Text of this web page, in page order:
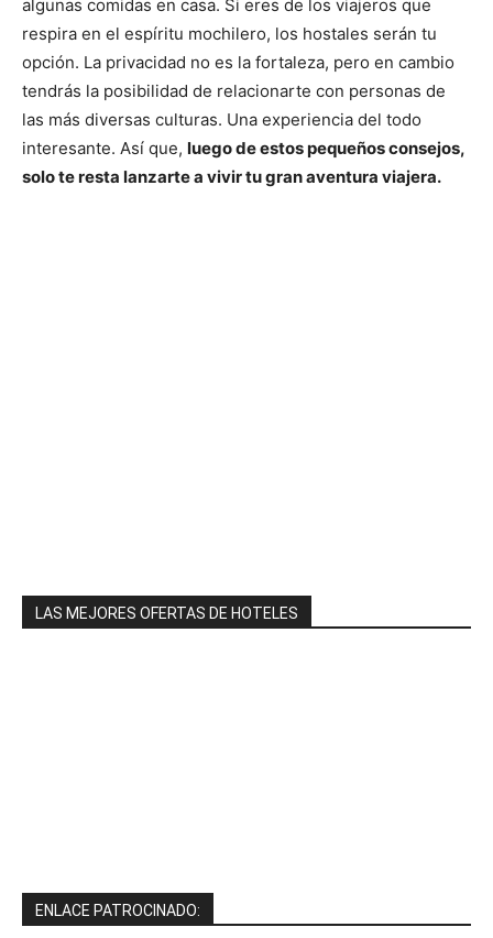
algunas comidas en casa. Si eres de los viajeros que
respira en el espíritu mochilero, los hostales serán tu
opción. La privacidad no es la fortaleza, pero en cambio
tendrás la posibilidad de relacionarte con personas de
las más diversas culturas. Una experiencia del todo
interesante. Así que, luego de estos pequeños consejos,
solo te resta lanzarte a vivir tu gran aventura viajera.
LAS MEJORES OFERTAS DE HOTELES
ENLACE PATROCINADO: